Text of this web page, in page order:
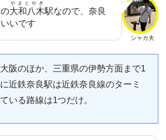
シャカ夫
大和八木
やまとやぎ
駅なので、奈良
いです
大阪のほか、三重県の伊勢方面まで1
近鉄奈良駅は近鉄奈良線のターミ
いる路線は1つだけ。